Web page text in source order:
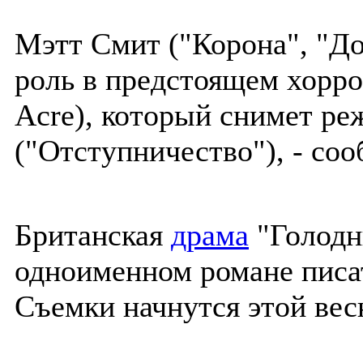
Мэтт Смит ("Корона",
роль в предстоящем
Acre), который снимет
("Отступничество"), -
Британская драма
одноименном романе
Съемки начнутся этой